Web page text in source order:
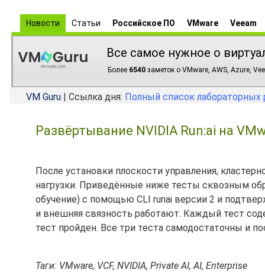
Новости Статьи Российское ПО VMware Veeam
Все самое нужное о
Более 6540 заметок о VMware, AWS, Azure,
VM Guru | Ссылка дня: Полный список лабораторных
Развёртывание NVIDIA Run:ai на
После установки плоскости управления,
нагрузки. Приведённые ниже тесты сквозным
обучение) с помощью CLI runai версии 2 и
и внешняя связность работают. Каждый тест
тест пройден. Все три теста самодостаточны и
Таги: VMware, VCF, NVIDIA, Private AI, AI, Enterprise